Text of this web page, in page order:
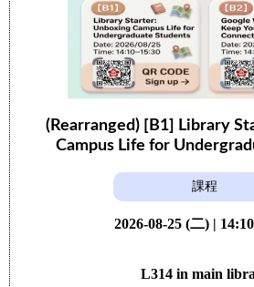
(Rearranged) [B1] Library
Campus Life for
課程
2026-08-25 (二) |
L314 in main